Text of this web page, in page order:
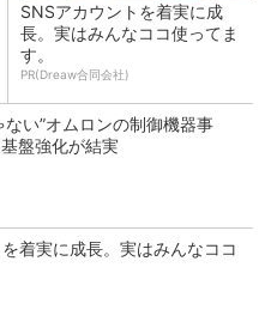
SNSアカウントを着実に成
長。実はみんなココ使ってま
す。
PR(Dreaw合同会社)
ない”オムロンの制御機器事
盤強化が結実
着実に成長。実はみんなココ